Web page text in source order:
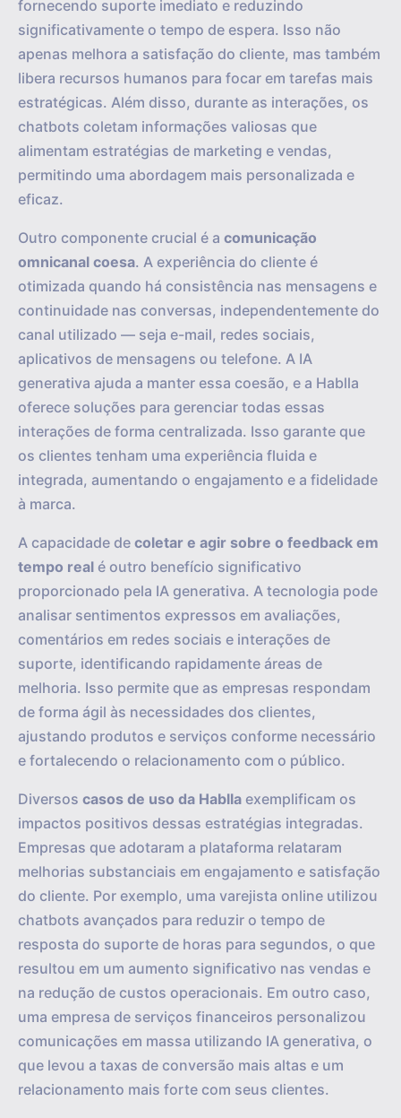
fornecendo suporte imediato e reduzindo
significativamente o tempo de espera. Isso não
apenas melhora a satisfação do cliente, mas também
libera recursos humanos para focar em tarefas mais
estratégicas. Além disso, durante as interações, os
chatbots coletam informações valiosas que
alimentam estratégias de marketing e vendas,
permitindo uma abordagem mais personalizada e
eficaz.
Outro componente crucial é a comunicação
omnicanal coesa. A experiência do cliente é
otimizada quando há consistência nas mensagens e
continuidade nas conversas, independentemente do
canal utilizado — seja e-mail, redes sociais,
aplicativos de mensagens ou telefone. A IA
generativa ajuda a manter essa coesão, e a Hablla
oferece soluções para gerenciar todas essas
interações de forma centralizada. Isso garante que
os clientes tenham uma experiência fluida e
integrada, aumentando o engajamento e a fidelidade
à marca.
A capacidade de coletar e agir sobre o feedback em
tempo real é outro benefício significativo
proporcionado pela IA generativa. A tecnologia pode
analisar sentimentos expressos em avaliações,
comentários em redes sociais e interações de
suporte, identificando rapidamente áreas de
melhoria. Isso permite que as empresas respondam
de forma ágil às necessidades dos clientes,
ajustando produtos e serviços conforme necessário
e fortalecendo o relacionamento com o público.
Diversos casos de uso da Hablla exemplificam os
impactos positivos dessas estratégias integradas.
Empresas que adotaram a plataforma relataram
melhorias substanciais em engajamento e satisfação
do cliente. Por exemplo, uma varejista online utilizou
chatbots avançados para reduzir o tempo de
resposta do suporte de horas para segundos, o que
resultou em um aumento significativo nas vendas e
na redução de custos operacionais. Em outro caso,
uma empresa de serviços financeiros personalizou
comunicações em massa utilizando IA generativa, o
que levou a taxas de conversão mais altas e um
relacionamento mais forte com seus clientes.